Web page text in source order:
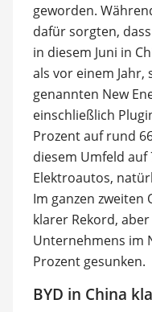
geworden.
dafür sorgten,
in diesem Juni in
als vor einem Jahr,
genannten New
einschließlich
Prozent auf rund
diesem Umfeld auf
Elektroautos,
Im ganzen
klarer Rekord,
Unternehmens im
Prozent gesunken.
BYD in China